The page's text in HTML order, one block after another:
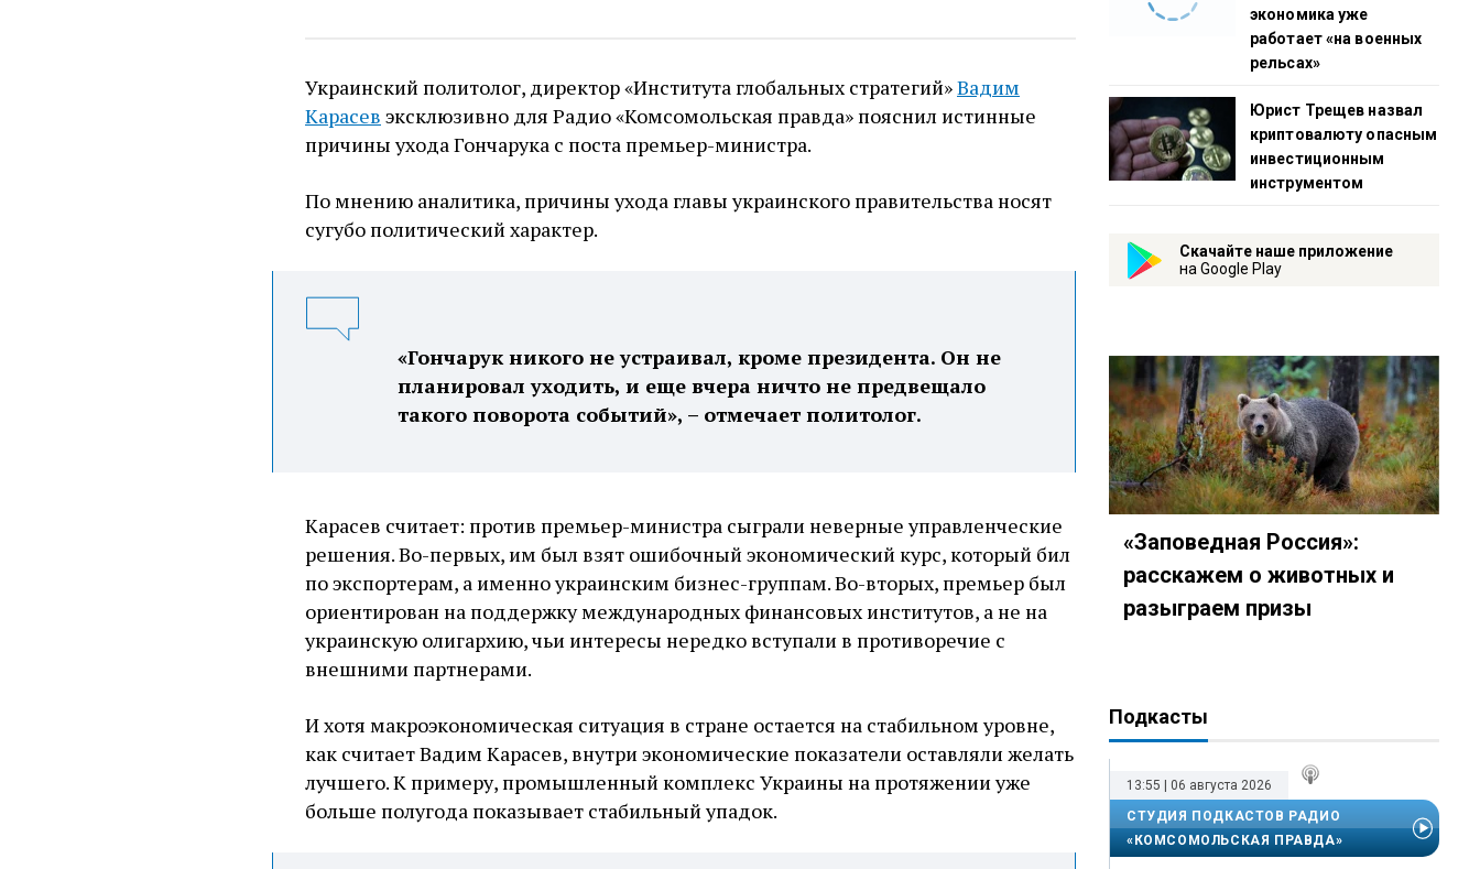
Украинский политолог, директор «Института глобальных стратегий»Вадим
Карасев эксклюзивно для Радио «Комсомольская правда» пояснил истинные
причины ухода Гончарука с поста премьер-министра.
По мнению аналитика, причины ухода главы украинского правительства носят
сугубо политический характер.
«Гончарук никого не устраивал, кроме президента. Он не
планировал уходить, и еще вчера ничто не предвещало
такого поворота событий», – отмечает политолог.
Карасев считает: против премьер-министра сыграли неверные управленческие
решения. Во-первых, им был взят ошибочный экономический курс, который бил
по экспортерам, а именно украинским бизнес-группам. Во-вторых, премьер был
ориентирован на поддержку международных финансовых институтов, а не на
украинскую олигархию, чьи интересы нередко вступали в противоречие с
внешними партнерами.
И хотя макроэкономическая ситуация в стране остается на стабильном уровне,
как считает Вадим Карасев, внутри экономические показатели оставляли желать
лучшего. К примеру, промышленный комплекс Украины на протяжении уже
больше полугода показывает стабильный упадок.
экономика уже
работает «на военных
рельсах»
Юрист Трещев назвал
криптовалюту опасным
инвестиционным
инструментом
Скачайте наше приложение
на Google Play
«Заповедная Россия»:
расскажем о животных и
разыграем призы
Подкасты
13:55 | 06 августа 2026
СТУДИЯ ПОДКАСТОВ РАДИО
«КОМСОМОЛЬСКАЯ ПРАВДА»